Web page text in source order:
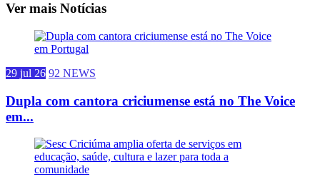
Ver mais Notícias
29 jul 26 92 NEWS
Dupla com cantora criciumense está no The Voice
em...